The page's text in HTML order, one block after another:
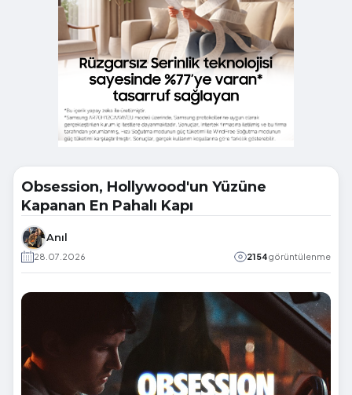
Obsession, Hollywood'un Yüzüne
Kapanan En Pahalı Kapı
Anıl
28.07.2026 2154görüntülenme